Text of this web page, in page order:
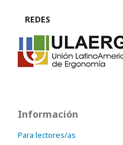
REDES
Información
Para lectores/as